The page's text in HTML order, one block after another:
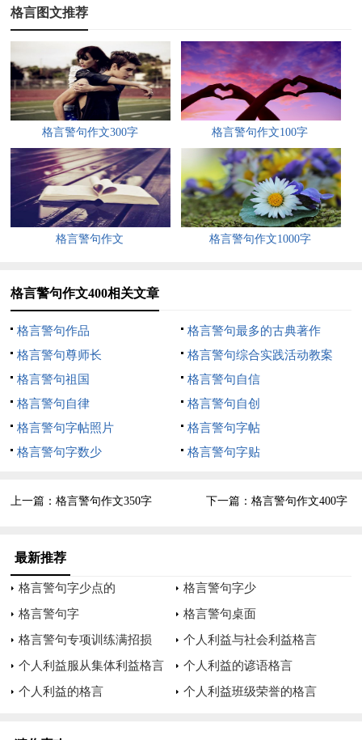
这时，老清洁工对我说：“孩子呀，难道你不知道城市环境是需
要大家来保护的吗
不要以为扔垃圾是一件微不足道的坏事而去做，如果全城人民每
人每天扔一点垃圾，日久天长，咱们县岂不是成了垃圾山
”这时，周围的人议论纷纷，只听有人窃窃私语道：“莫以善小而
不为，莫以恶小而为之呀
”我的脸刷地一下子红了，恨不得找个缝钻进去呀
我连忙捡起垃圾，惭愧地对老清洁工说了声对不起，就拉着姐姐
经过这样一件事，我才深深地明白：好事要从小事做起，积小成
大，也可成大事。
坏事要从小事开始防范，否则积小成多能坏大事。
所以，小善积多了就成为利天下的大善，而小恶多了则足以乱国
家。
是的，莫以善小而不为，莫以恶小而为之。
座右铭是用来激励或提醒自己的警句格言。
比如，一个人提醒自己要爱护身体，就写
心上,因此花谢了.琴弦为什么断了呢?我强弹了一个它不能胜任的
格言图文推荐
格言警句作文300字 格言警句作文100字
格言警句作文 格言警句作文1000字
格言警句作文400相关文章
格言警句作品
格言警句最多的古典著作
格言警句尊师长
格言警句综合实践活动教案
格言警句祖国
格言警句自信
格言警句自律
格言警句自创
格言警句字帖照片
格言警句字帖
格言警句字数少
格言警句字贴
上一篇：格言警句作文350字 下一篇：格言警句作文400字
最新推荐
格言警句字少点的
格言警句字少
格言警句字
格言警句桌面
格言警句专项训练满招损
个人利益与社会利益格言
个人利益服从集体利益格言
个人利益的谚语格言
个人利益的格言
个人利益班级荣誉的格言